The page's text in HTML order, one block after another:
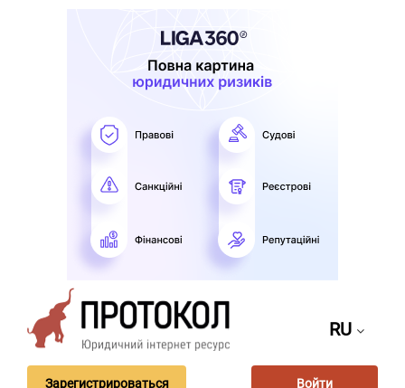
RU
Зарегистрироваться Войти